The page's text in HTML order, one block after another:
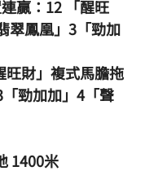
贏：12 「醒旺
翠鳳凰」3「勁加
旺財」複式馬膽拖
勁加加」4「聲
1400米